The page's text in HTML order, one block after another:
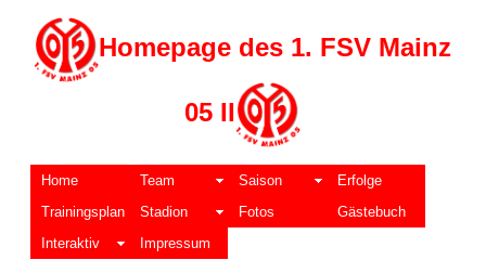
Homepage des 1. FSV Mainz
05 II
Home Team Saison
Erfolge
Trainingsplan
Stadion Fotos
Gästebuch
Interaktiv
Impressum